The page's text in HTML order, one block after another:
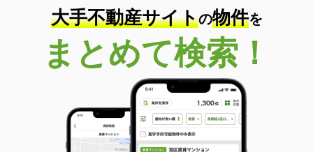
間取り
1K
宮崎県延岡市野田３
価 格
4.70万円
宮崎県延岡市野田３
46.49m²
間取り
2DK
宮崎県宮崎市高岡町飯田 ３丁目
大手不動産サイトの物件を
まとめて検索！